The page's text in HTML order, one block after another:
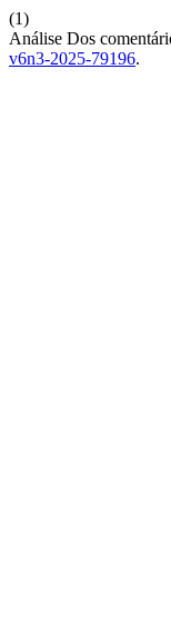
(1)
Análise Dos
v6n3-2025-79196.